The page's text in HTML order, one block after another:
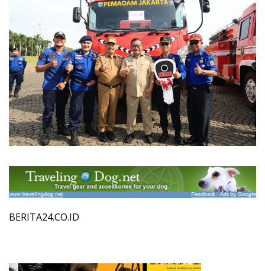
BERITA24.CO.ID